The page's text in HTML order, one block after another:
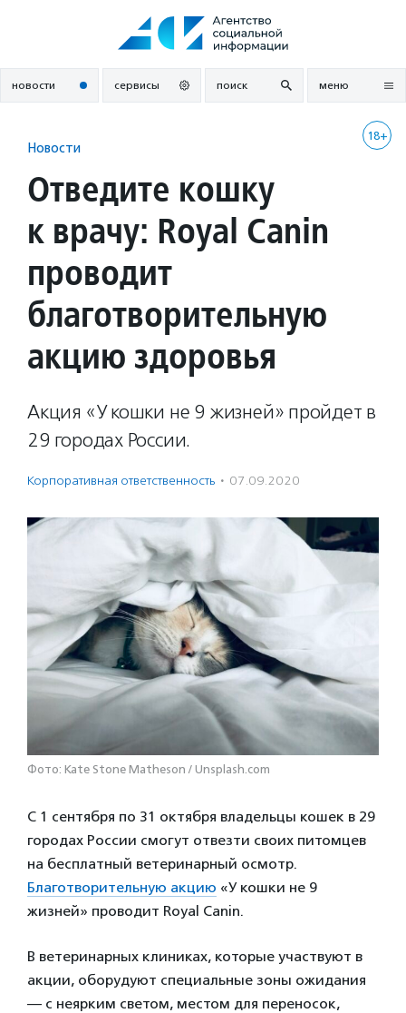
новости сервисы поиск меню
18+
Новости
Отведите кошку
к врачу: Royal Canin
проводит
благотворительную
акцию здоровья
Акция «У кошки не 9 жизней» пройдет в
29 городах России.
Корпоративная ответственность · 07.09.2020
Фото: Kate Stone Matheson / Unsplash.com
С 1 сентября по 31 октября владельцы кошек в 29
городах России смогут отвезти своих питомцев
на бесплатный ветеринарный осмотр.
Благотворительную акцию «У кошки не 9
жизней» проводит Royal Canin.
В ветеринарных клиниках, которые участвуют в
акции, оборудуют специальные зоны ожидания
— с неярким светом, местом для переносок,